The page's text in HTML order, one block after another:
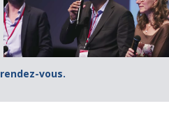
rendez-vous.